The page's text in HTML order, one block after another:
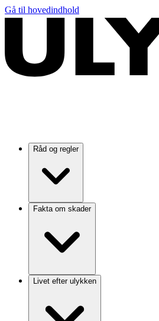
Gå til hovedindhold
Råd og regler
Fakta om skader
Livet efter ulykken